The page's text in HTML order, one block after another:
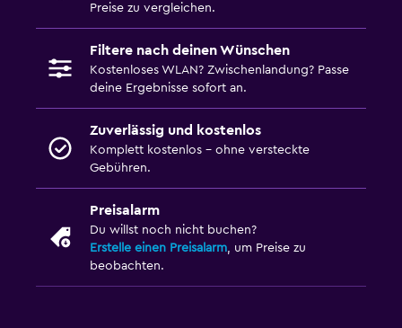
Preise zu vergleichen.
Filtere nach deinen Wünschen
Kostenloses WLAN? Zwischenlandung? Passe
deine Ergebnisse sofort an.
Zuverlässig und kostenlos
Komplett kostenlos – ohne versteckte
Gebühren.
Preisalarm
Du willst noch nicht buchen?
Erstelle einen Preisalarm , um Preise zu
beobachten.